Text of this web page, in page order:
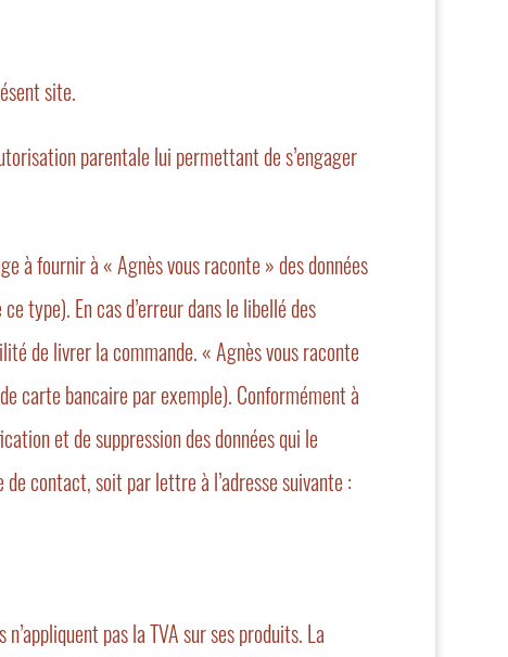
site.
parentale lui permettant de s’engager
à fournir à « Agnès vous raconte » des données
type). En cas d’erreur dans le libellé des
de livrer la commande. « Agnès vous raconte
carte bancaire par exemple). Conformément à
et de suppression des données qui le
contact, soit par lettre à l’adresse suivante :
pas la TVA sur ses produits. La